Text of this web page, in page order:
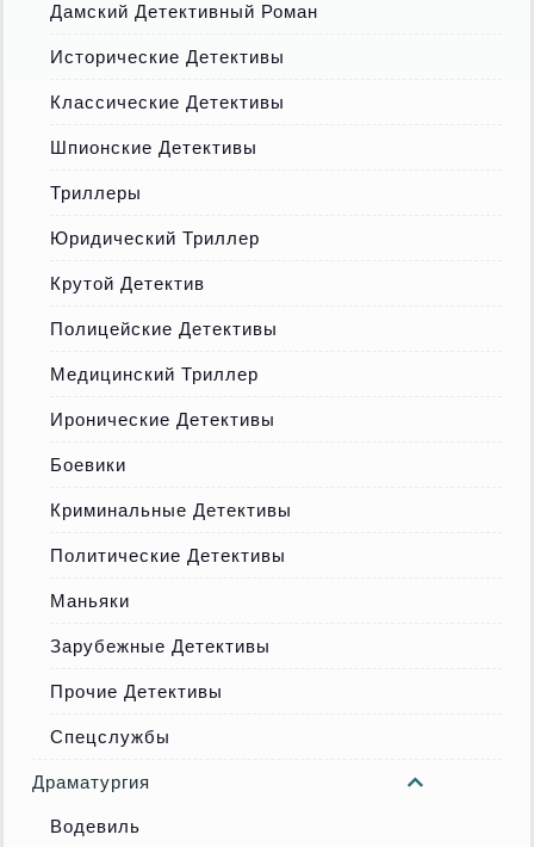
Дамский Детективный Роман
Исторические Детективы
Классические Детективы
Шпионские Детективы
Триллеры
Юридический Триллер
Крутой Детектив
Полицейские Детективы
Медицинский Триллер
Иронические Детективы
Боевики
Криминальные Детективы
Политические Детективы
Маньяки
Зарубежные Детективы
Прочие Детективы
Спецслужбы
Драматургия
Водевиль